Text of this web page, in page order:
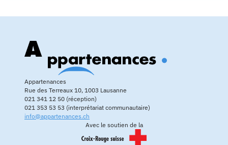
Appartenances
Rue des Terreaux 10, 1003 Lausanne
021 341 12 50 (réception)
021 353 53 53 (interprétariat communautaire)
info@appartenances.ch
Avec le soutien de la